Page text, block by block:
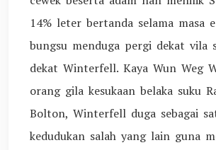
14% leter bertanda selama masa
bungsu menduga pergi dekat vila
dekat Winterfell. Kaya Wun Weg
orang gila kesukaan belaka suku
Bolton, Winterfell duga sebagai
kedudukan salah yang lain guna